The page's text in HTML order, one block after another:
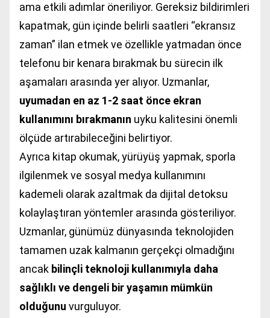
ama etkili adımlar öneriliyor. Gereksiz bildirimleri
kapatmak, gün içinde belirli saatleri “ekransız
zaman” ilan etmek ve özellikle yatmadan önce
telefonu bir kenara bırakmak bu sürecin ilk
aşamaları arasında yer alıyor. Uzmanlar,
uyumadan en az 1-2 saat önce ekran
kullanımını bırakmanın uyku kalitesini önemli
ölçüde artırabileceğini belirtiyor.
Ayrıca kitap okumak, yürüyüş yapmak, sporla
ilgilenmek ve sosyal medya kullanımını
kademeli olarak azaltmak da dijital detoksu
kolaylaştıran yöntemler arasında gösteriliyor.
Uzmanlar, günümüz dünyasında teknolojiden
tamamen uzak kalmanın gerçekçi olmadığını
ancak bilinçli teknoloji kullanımıyla daha
sağlıklı ve dengeli bir yaşamın mümkün
olduğunu vurguluyor.